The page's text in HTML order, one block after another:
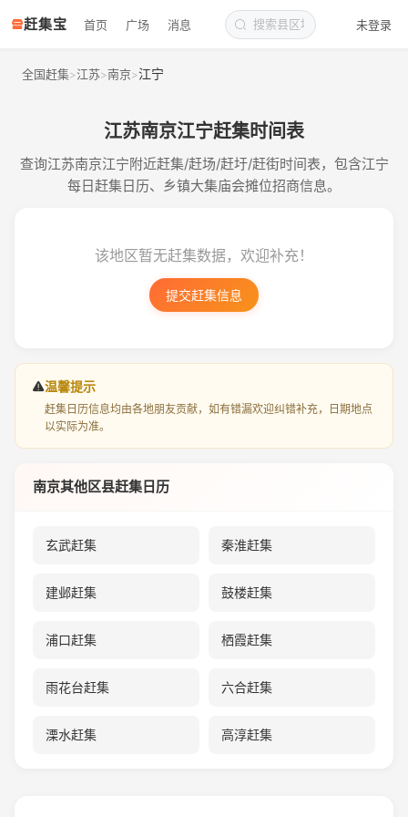
赶集宝 首页 广场 消息 未登录
全国赶集>江苏>南京>江宁
江苏南京江宁赶集时间表
查询江苏南京江宁附近赶集/赶场/赶圩/赶街时间表，包含江宁
每日赶集日历、乡镇大集庙会摊位招商信息。
该地区暂无赶集数据，欢迎补充！
提交赶集信息
温馨提示
赶集日历信息均由各地朋友贡献，如有错漏欢迎纠错补充，日期地点
以实际为准。
南京其他区县赶集日历
玄武赶集 秦淮赶集
建邺赶集 鼓楼赶集
浦口赶集 栖霞赶集
雨花台赶集 六合赶集
溧水赶集 高淳赶集